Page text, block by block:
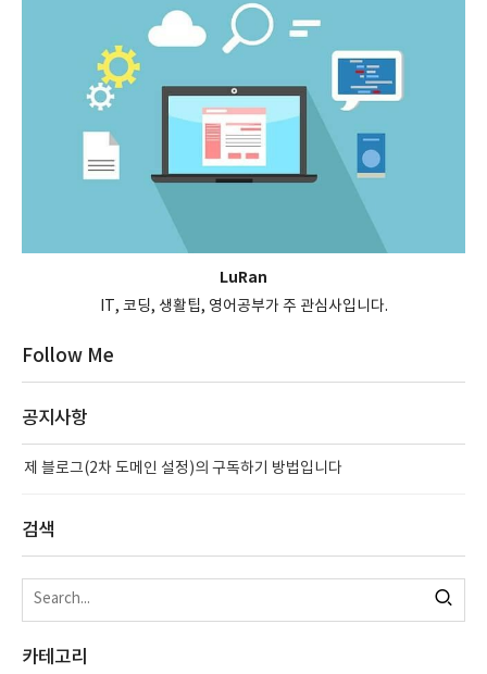
LuRan
IT, 코딩, 생활팁, 영어공부가 주 관심사입니다.
Follow Me
공지사항
제 블로그(2차 도메인 설정)의 구독하기 방법입니다
검색
카테고리